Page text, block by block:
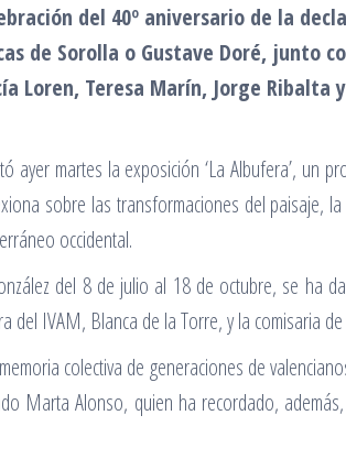
del 40º aniversario de la
de Sorolla o Gustave Doré,
Loren, Teresa Marín, Jorge Ribalta
ayer martes la exposición ‘La Albufera’, un
sobre las transformaciones del paisaje,
occidental.
del 8 de julio al 18 de octubre, se ha
del IVAM, Blanca de la Torre, y la comisaria
colectiva de generaciones de
Marta Alonso, quien ha recordado,